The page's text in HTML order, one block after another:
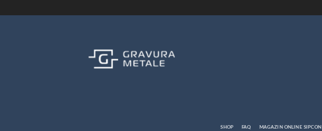
SHOP FAQ MAGAZIN ONLINE SIPCON